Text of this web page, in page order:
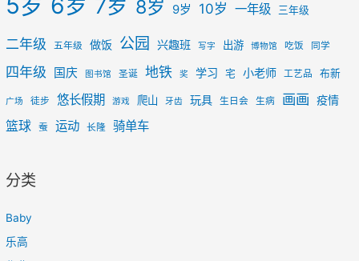
6岁 7岁 8岁 9岁 10岁 一年级 三年级
二年级 五年级 做饭 公园 兴趣班 写字 出游 博物馆 吃饭 同学
四年级 国庆 图书馆 圣诞 地铁 奖 学习 宅 小老师 工艺品 布新
广场 徒步 悠长假期 游戏 爬山 牙齿 玩具 生日会 生病 画画 疫情
篮球 蚕 运动 长隆 骑单车
分类
Baby
乐高